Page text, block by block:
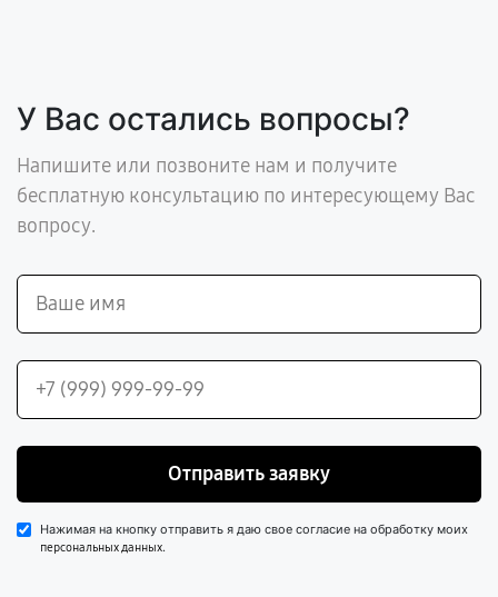
У Вас остались вопросы?
Напишите или позвоните нам и получите
бесплатную консультацию по интересующему Вас
вопросу.
Отправить заявку
Нажимая на кнопку отправить я даю свое согласие на обработку моих
персональных данных.